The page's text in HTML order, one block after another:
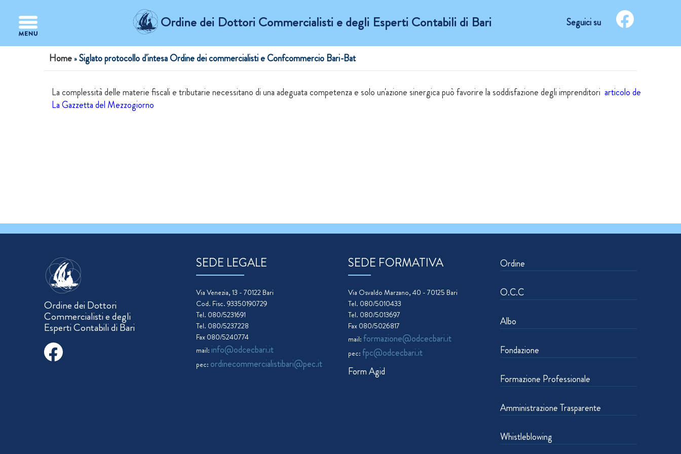
Ordine dei Dottori Commercialisti e degli Esperti Contabili di Bari Seguici su
Tu sei qui
Home » Siglato protocollo d'intesa Ordine dei commercialisti e Confcommercio Bari-Bat
La complessità delle materie fiscali e tributarie necessitano di una adeguata competenza e solo un'azione sinergica può favorire la soddisfazione degli imprenditori articolo de
La Gazzetta del Mezzogiorno
Ordine dei Dottori
Commercialisti e degli
Esperti Contabili di Bari
SEDE LEGALE
Via Venezia, 13 - 70122 Bari
Cod. Fisc. 93350190729
Tel. 080/5231691
Tel. 080/5237228
Fax 080/5240774
mail: info@odcecbari.it
pec: ordinecommercialistibari@pec.it
SEDE FORMATIVA
Via Osvaldo Marzano, 40 - 70125 Bari
Tel. 080/5010433
Tel. 080/5013697
Fax 080/5026817
mail: formazione@odcecbari.it
pec: fpc@odcecbari.it
Form Agid
Ordine
O.C.C
Albo
Fondazione
Formazione Professionale
Amministrazione Trasparente
Whistleblowing